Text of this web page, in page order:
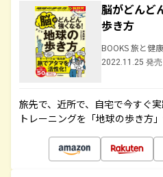
脳がどんど
歩き方
BOOKS 旅と健康
2022.11.25 発売
旅先で、近所で、自宅で今すぐ
トレーニングを「地球の歩き方